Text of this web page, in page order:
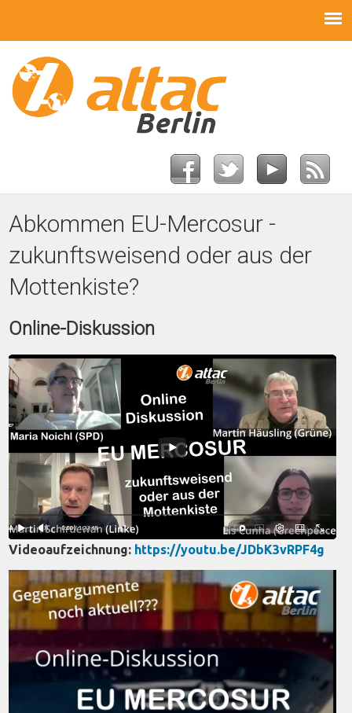
Abkommen EU-Mercosur -
zukunftsweisend oder aus der
Mottenkiste?
Online-Diskussion
Videoaufzeichnung: https://youtu.be/JDbK3vRPF4g